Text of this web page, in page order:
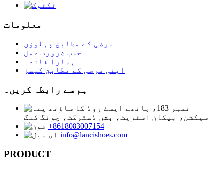
معلومات
مرضی کے مطابق پہلوؤں
حسب ضرورت عمل
ہمارا فائدہ
اپنی مرضی کے مطابق کیسز
ہم سے رابطہ کریں۔
نمبر 183، یانھے ایسٹ روڈ کا ساؤتھ
سیکشن، بیکان اسٹریٹ، بشن ڈسٹرکٹ، چونگ کنگ
+8618083007154
info@lancishoes.com
PRODUCT